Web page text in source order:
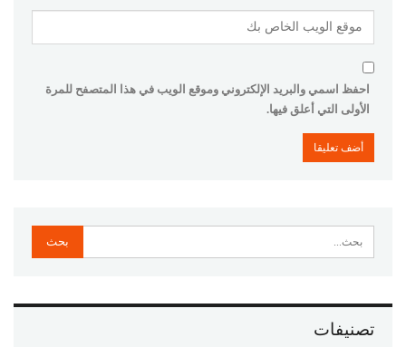
احفظ اسمي والبريد الإلكتروني وموقع الويب في هذا المتصفح للمرة
الأولى التي أعلق فيها.
تصنيفات